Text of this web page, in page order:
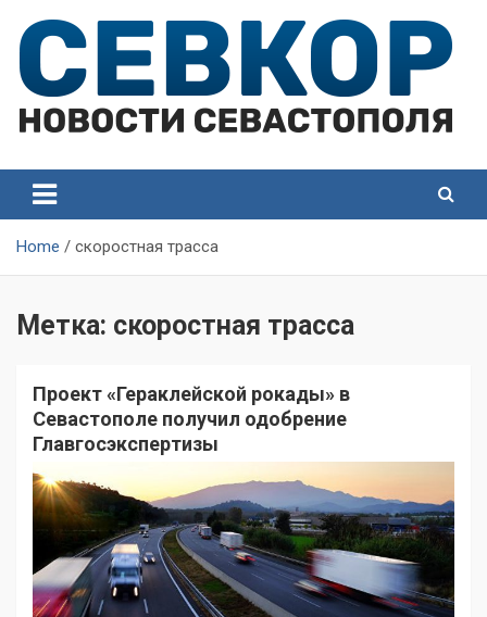
content
Севастополя
Севастополя
Home скоростная трасса
Метка: скоростная трасса
Проект «Гераклейской рокады» в
Севастополе получил одобрение
Главгосэкспертизы